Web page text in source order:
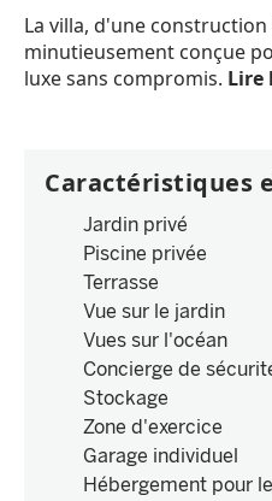
La villa, d'une construction
minutieusement conçue
luxe sans compromis. Lire
Caractéristiques
Jardin privé
Piscine privée
Terrasse
Vue sur le jardin
Vues sur l'océan
Concierge de
Stockage
Zone d'exercice
Garage individuel
Hébergement pour le